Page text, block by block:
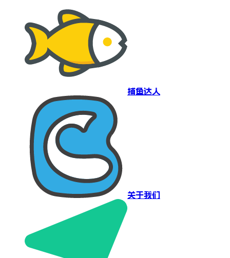
捕鱼达人
关于我们